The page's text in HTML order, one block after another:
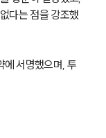
다는 점을 강조했
에 서명했으며, 투